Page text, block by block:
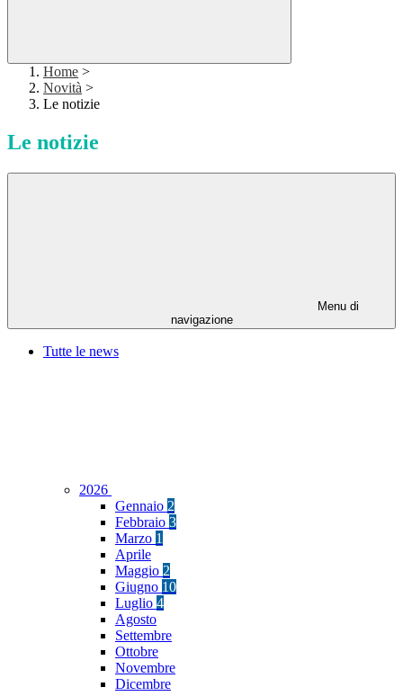
Home >
Novità >
Le notizie
Le notizie
Menu di
navigazione
Tutte le news
2026
Gennaio 2
Febbraio 3
Marzo 1
Aprile
Maggio 2
Giugno 10
Luglio 4
Agosto
Settembre
Ottobre
Novembre
Dicembre